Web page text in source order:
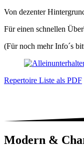
Von dezenter
Für einen schnellen
(Für noch mehr Info´s
Repertoire Liste als PDF
Modern &